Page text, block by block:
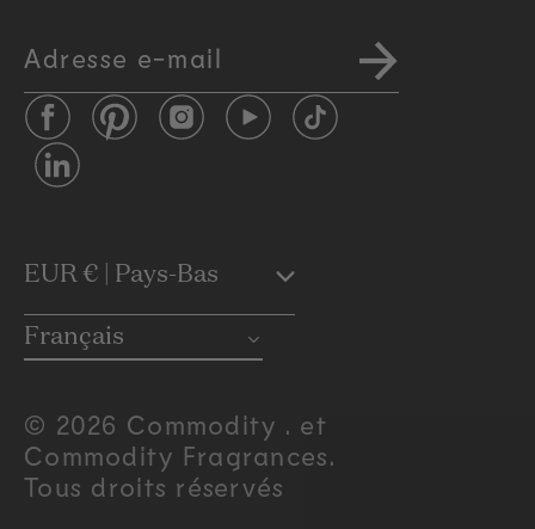
Adresse e-mail
FacebookPinterestInstagramYouTube
TikTok
LinkedIn
C
o
u
n
EUR € | Pays-Bas
Français
© 2026 Commodity . et
Commodity Fragrances.
Tous droits réservés